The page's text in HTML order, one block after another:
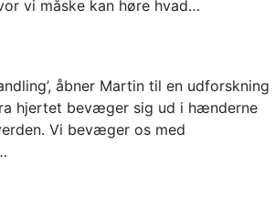
vi måske kan høre hvad…
åbner Martin til en udforskning
hjertet bevæger sig ud i hænderne
Vi bevæger os med